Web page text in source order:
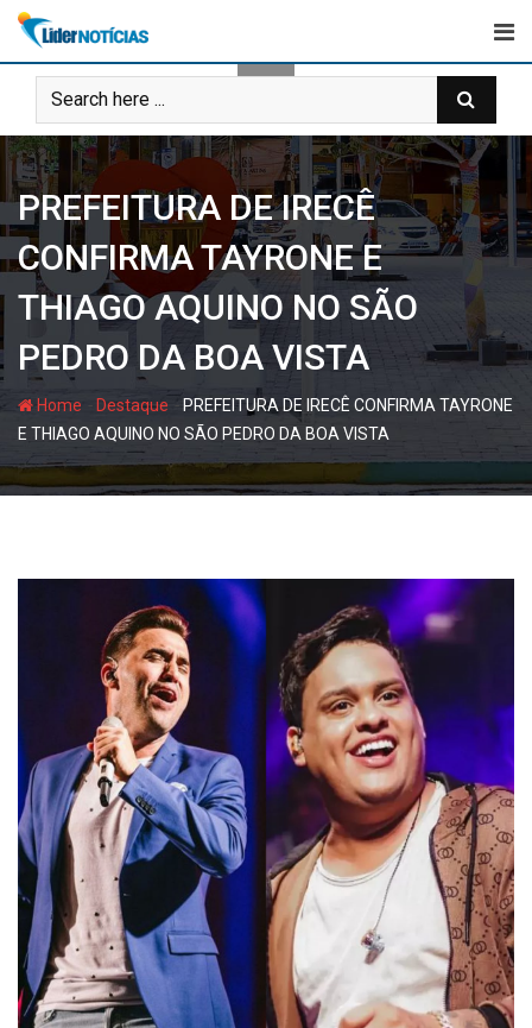
Skip
content
PREFEITURA DE IRECÊ
CONFIRMA TAYRONE E
THIAGO AQUINO NO SÃO
PEDRO DA BOA VISTA
Home Destaque - PREFEITURA DE IRECÊ CONFIRMA TAYRONE
E THIAGO AQUINO NO SÃO PEDRO DA BOA VISTA